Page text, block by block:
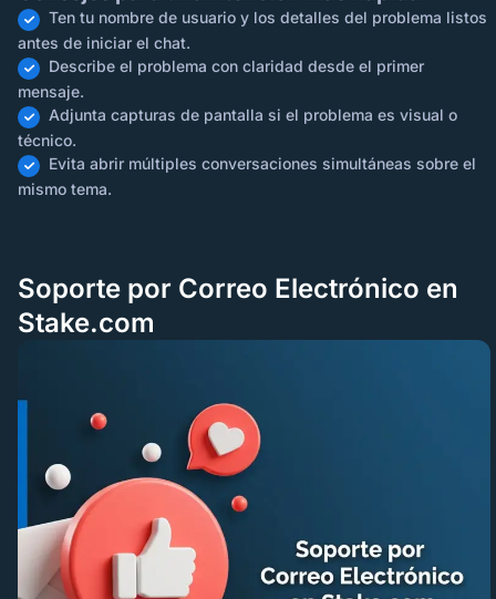
Ten tu nombre de usuario y los detalles del problema listos
antes de iniciar el chat.
Describe el problema con claridad desde el primer
mensaje.
Adjunta capturas de pantalla si el problema es visual o
técnico.
Evita abrir múltiples conversaciones simultáneas sobre el
mismo tema.
Soporte por Correo Electrónico en
Stake.com